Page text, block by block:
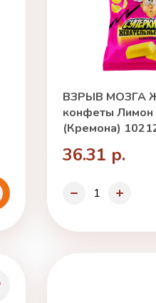
ВЗРЫВ МОЗГА
конфеты Лимон
(Кремона)
36.31 р.